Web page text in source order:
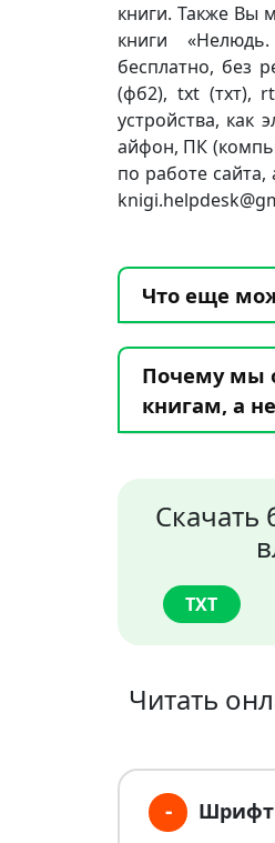
книги. Также Вы
книги
бесплатно, без
(фб2), txt (тхт),
устройства, как
айфон, ПК
по работе сайта,
Что еще
Почему мы
книгам, а
Скачать
TXT
Читать
- Шрифт